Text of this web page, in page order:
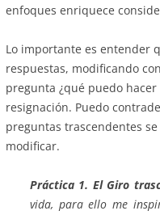
enfoques enriquece
Lo importante es entender
respuestas, modificando
pregunta ¿qué puedo
resignación. Puedo
preguntas trascendentes
modificar.
Práctica 1. El Giro
vida, para ello me